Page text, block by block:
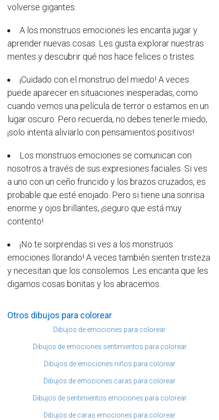
volverse gigantes.
A los monstruos emociones les encanta jugar y
aprender nuevas cosas. Les gusta explorar nuestras
mentes y descubrir qué nos hace felices o tristes.
¡Cuidado con el monstruo del miedo! A veces
puede aparecer en situaciones inesperadas, como
cuando vemos una película de terror o estamos en un
lugar oscuro. Pero recuerda, no debes tenerle miedo,
¡solo intenta aliviarlo con pensamientos positivos!
Los monstruos emociones se comunican con
nosotros a través de sus expresiones faciales. Si ves
a uno con un ceño fruncido y los brazos cruzados, es
probable que esté enojado. Pero si tiene una sonrisa
enorme y ojos brillantes, ¡seguro que está muy
contento!
¡No te sorprendas si ves a los monstruos
emociones llorando! A veces también sienten tristeza
y necesitan que los consolemos. Les encanta que les
digamos cosas bonitas y los abracemos.
Otros dibujos para colorear
Dibujos de emociones para colorear
Dibujos de emociones sentimientos para colorear
Dibujos de emociones niños para colorear
Dibujos de emociones caras para colorear
Dibujos de sentimientos emociones para colorear
Dibujos de caras emociones para colorear